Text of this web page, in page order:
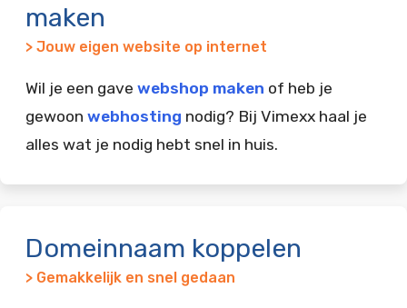
maken
> Jouw eigen website op internet
Wil je een gave webshop maken of heb je
gewoon webhosting nodig? Bij Vimexx haal je
alles wat je nodig hebt snel in huis.
Domeinnaam koppelen
> Gemakkelijk en snel gedaan